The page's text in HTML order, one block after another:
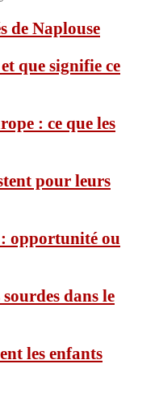
de Naplouse
que signifie ce
: ce que les
pour leurs
opportunité ou
dans le
les enfants